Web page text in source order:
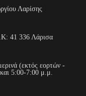
Λαρίσης
41 336 Λάρισα
(εκτός εορτών -
5:00-7:00 μ.μ.